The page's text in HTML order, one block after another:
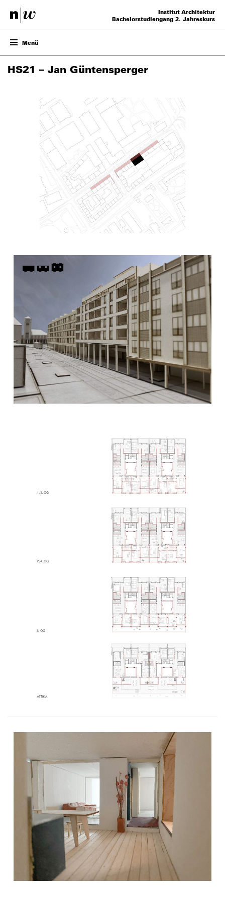
Institut Architektur
Bachelorstudiengang 2. Jahreskurs
Menü
ENTWURF
PROJEKTE
HS21 – Jan Güntensperger